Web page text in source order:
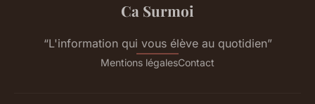
Ca Surmoi
“L'information qui vous élève au quotidien”
Mentions légalesContact